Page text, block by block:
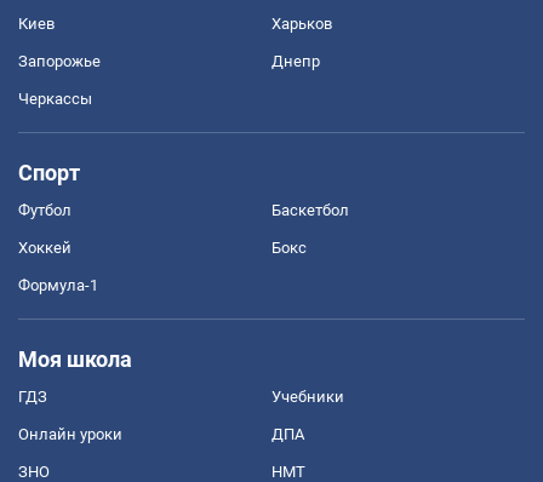
Киев Харьков
Запорожье Днепр
Черкассы
Спорт
Футбол Баскетбол
Хоккей Бокс
Формула-1
Моя школа
ГДЗ Учебники
Онлайн уроки ДПА
ЗНО НМТ